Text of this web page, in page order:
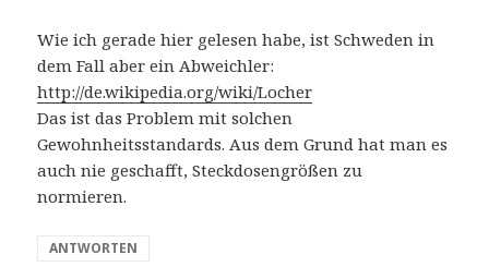
Wie ich gerade hier gelesen habe, ist Schweden in
dem Fall aber ein Abweichler:
http://de.wikipedia.org/wiki/Locher
Das ist das Problem mit solchen
Gewohnheitsstandards. Aus dem Grund hat man es
auch nie geschafft, Steckdosengrößen zu
normieren.
ANTWORTEN